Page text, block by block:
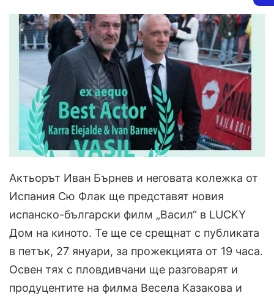
Актьорът Иван Бърнев и неговата колежка от
Испания Сю Флак ще представят новия
испанско-български филм „Васил“ в LUCKY
Дом на киното. Те ще се срещнат с публиката
в петък, 27 януари, за прожекцията от 19 часа.
Освен тях с пловдивчани ще разговарят и
продуцентите на филма Весела Казакова и